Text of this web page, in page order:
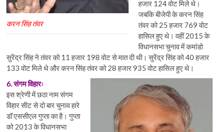
करन सिंह तंवर
हजार 124 वोट मिले थे।
जबकि बीजेपी के करन सिंह
तंवर को 25 हजार 769 वोट
हासिल हुए थे। वहीं 2015 के
विधानसभा चुनाव में कमांडो
सुरेंद्र सिंह ने तंवर को 11 हजार 198 वोट से मात दी थी। सुरेंद्र सिंह को 40 हजार
133 वोट मिले थे और करन सिंह तंवर को 28 हजार 935 वोट हासिल हुए थे।
6. संगम विहारः
इस श्रेणी में छठा नाम संगम
विहार सीट से दो बार चुनाव हारे
डॉ एससीएल गुप्ता का है। गुप्ता
को 2013 के विधानसभा